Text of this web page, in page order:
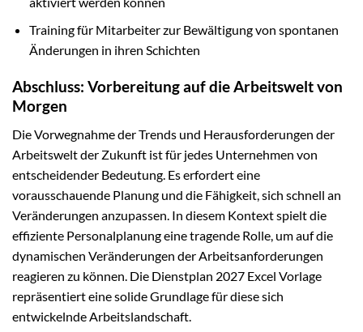
Training für Mitarbeiter zur Bewältigung von spontanen
Änderungen in ihren Schichten
Abschluss: Vorbereitung auf die Arbeitswelt von
Morgen
Die Vorwegnahme der Trends und Herausforderungen der
Arbeitswelt der Zukunft ist für jedes Unternehmen von
entscheidender Bedeutung. Es erfordert eine
vorausschauende Planung und die Fähigkeit, sich schnell an
Veränderungen anzupassen. In diesem Kontext spielt die
effiziente Personalplanung eine tragende Rolle, um auf die
dynamischen Veränderungen der Arbeitsanforderungen
reagieren zu können. Die Dienstplan 2027 Excel Vorlage
repräsentiert eine solide Grundlage für diese sich
entwickelnde Arbeitslandschaft.